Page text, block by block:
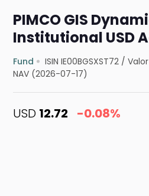
PIMCO GIS
Institutional USD
Fund ISIN IE00BGSXST72 /
NAV (2026-07-17)
USD 12.72 -0.08%